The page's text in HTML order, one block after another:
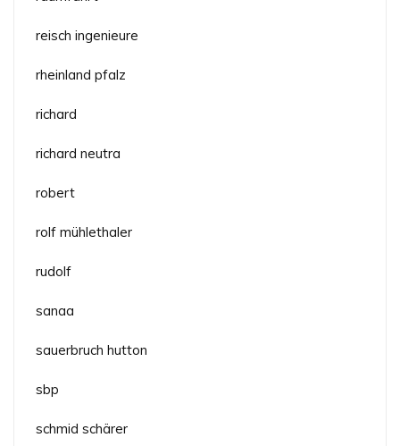
reisch ingenieure
rheinland pfalz
richard
richard neutra
robert
rolf mühlethaler
rudolf
sanaa
sauerbruch hutton
sbp
schmid schärer